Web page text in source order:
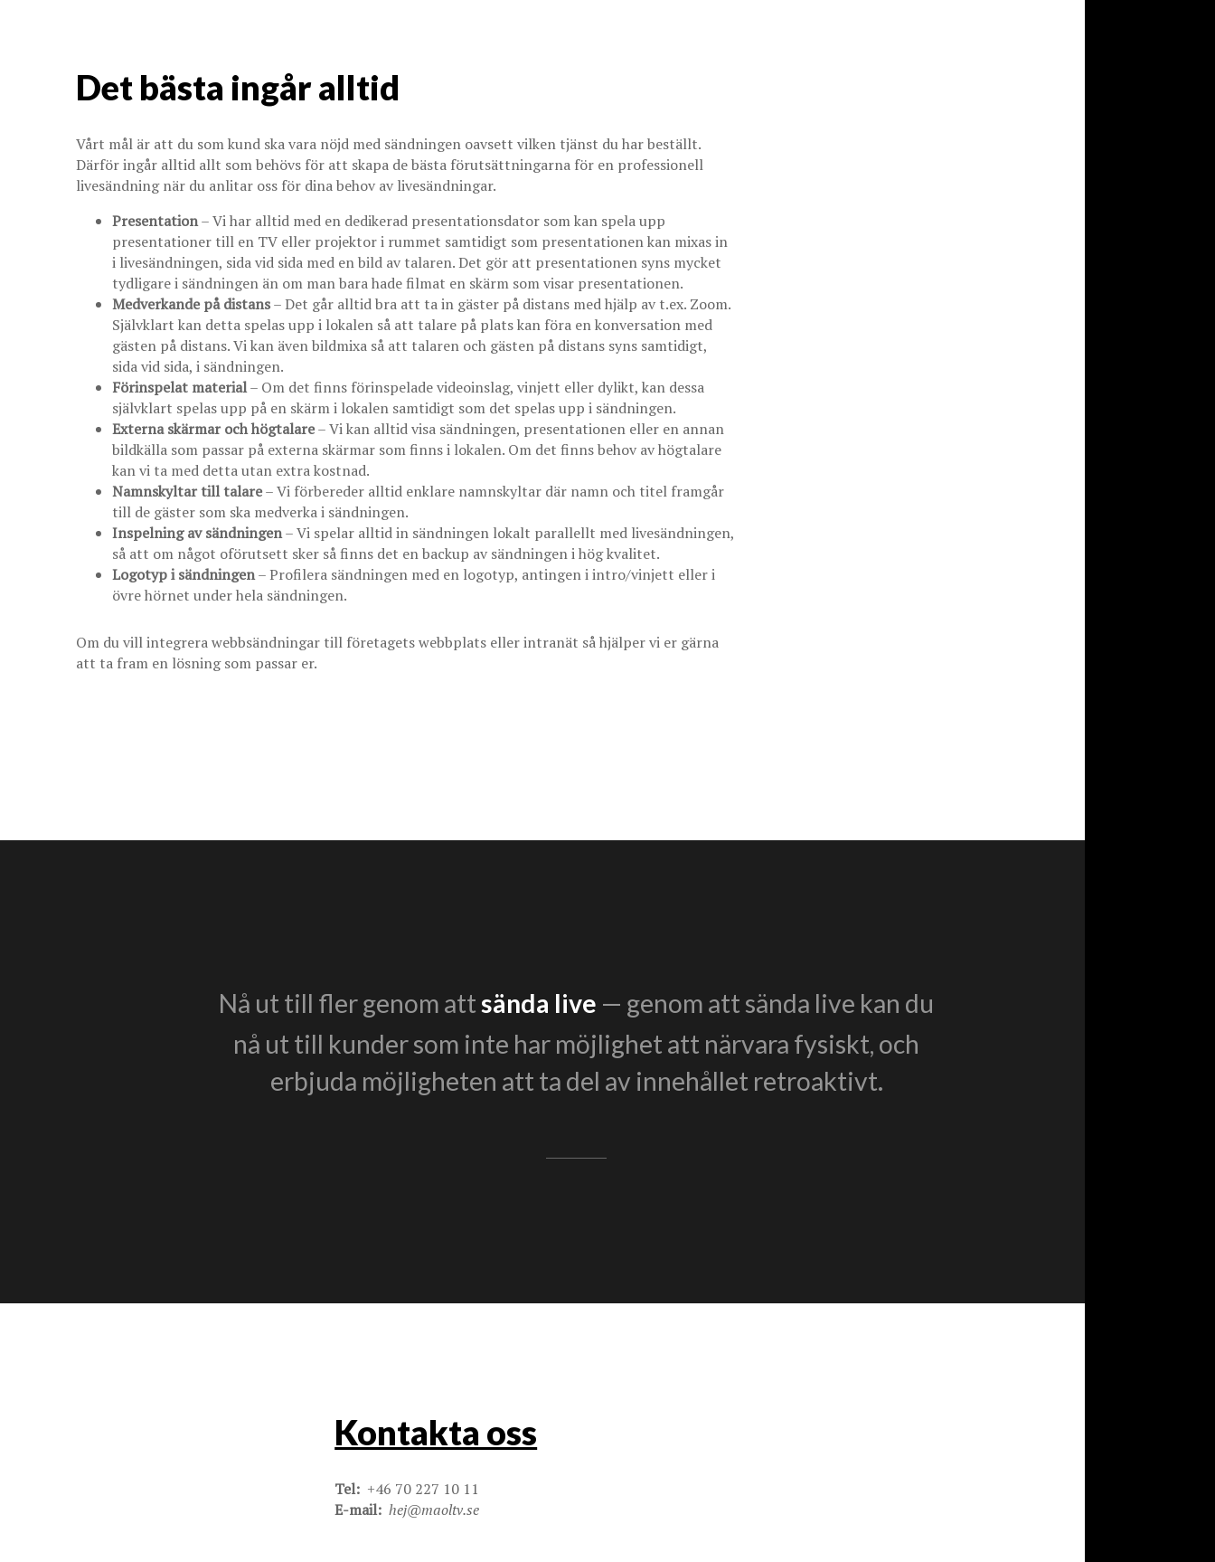
Det bästa ingår alltid
Vårt mål är att du som kund ska vara nöjd med sändningen oavsett vilken tjänst du har beställt.
Därför ingår alltid allt som behövs för att skapa de bästa förutsättningarna för en professionell
livesändning när du anlitar oss för dina behov av livesändningar.
Presentation– Vi har alltid med en dedikerad presentationsdator som kan spela upp
presentationer till en TV eller projektor i rummet samtidigt som presentationen kan mixas in
i livesändningen, sida vid sida med en bild av talaren. Det gör att presentationen syns mycket
tydligare i sändningen än om man bara hade filmat en skärm som visar presentationen.
Medverkande på distans– Det går alltid bra att ta in gäster på distans med hjälp av t.ex. Zoom.
Självklart kan detta spelas upp i lokalen så att talare på plats kan föra en konversation med
gästen på distans. Vi kan även bildmixa så att talaren och gästen på distans syns samtidigt,
sida vid sida, i sändningen.
Förinspelat material– Om det finns förinspelade videoinslag, vinjett eller dylikt, kan dessa
självklart spelas upp på en skärm i lokalen samtidigt som det spelas upp i sändningen.
Externa skärmar och högtalare– Vi kan alltid visa sändningen, presentationen eller en annan
bildkälla som passar på externa skärmar som finns i lokalen. Om det finns behov av högtalare
kan vi ta med detta utan extra kostnad.
Namnskyltar till talare– Vi förbereder alltid enklare namnskyltar där namn och titel framgår
till de gäster som ska medverka i sändningen.
Inspelning av sändningen– Vi spelar alltid in sändningen lokalt parallellt med livesändningen,
så att om något oförutsett sker så finns det en backup av sändningen i hög kvalitet.
Logotyp i sändningen– Profilera sändningen med en logotyp, antingen i intro/vinjett eller i
övre hörnet under hela sändningen.
Om du vill integrera webbsändningar till företagets webbplats eller intranät så hjälper vi er gärna
att ta fram en lösning som passar er.
Nå ut till fler genom attsända live — genom att sända live kan du
nå ut till kunder som inte har möjlighet att närvara fysiskt, och
erbjuda möjligheten att ta del av innehållet retroaktivt.
Kontakta oss
Tel: +46 70 227 10 11
E-mail: hej@maoltv.se